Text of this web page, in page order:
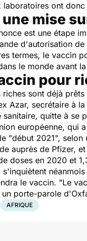
laboratoires ont
mise
est une étape
d'autorisation
termes, le vaccin
le monde avant
pour
riches sont déjà
Azar, secrétaire à
sanitaire, quitte à se
européenne, qui
"début 2021", selon
auprès de Pfizer,
doses en 2020 et
s'inquiètent
le vaccin. "Le
un porte-parole
AFRIQUE